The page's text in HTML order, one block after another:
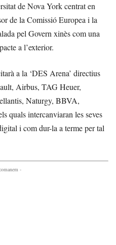
de Nova York centrat en
de la Comissió Europea i la
pel Govern xinès com una
a l’exterior.
a la ‘DES Arena’ directius
Airbus, TAG Heuer,
Naturgy, BBVA,
quals intercanviaran les seves
i com dur-la a terme per tal
-